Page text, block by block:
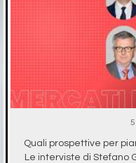
Quali prospettive per
Le interviste di Stefano